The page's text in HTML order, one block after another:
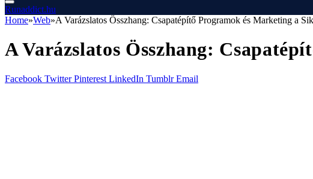
Runaddict.hu
Home»Web»A Varázslatos Összhang: Csapatépítő Programok és Marketing a
A Varázslatos Összhang:
Facebook Twitter Pinterest LinkedIn Tumblr Email